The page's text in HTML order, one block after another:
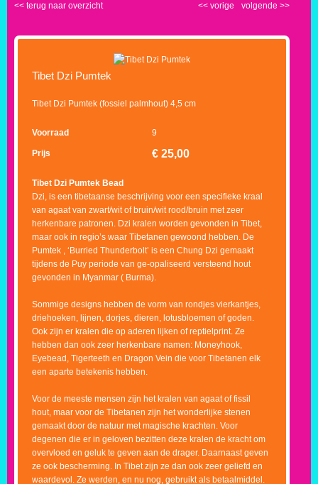
<< terug naar overzicht volgende >>
<< vorige
Tibet Dzi Pumtek
Tibet Dzi Pumtek (fossiel palmhout) 4,5 cm
Voorraad 9
Prijs € 25,00
Tibet Dzi Pumtek Bead
Dzi, is een tibetaanse beschrijving voor een specifieke kraal
van agaat van zwart/wit of bruin/wit rood/bruin met zeer
herkenbare patronen. Dzi kralen worden gevonden in Tibet,
maar ook in regio’s waar Tibetanen gewoond hebben. De
Pumtek , ‘Burried Thunderbolt’ is een Chung Dzi gemaakt
tijdens de Puy periode van ge-opaliseerd versteend hout
gevonden in Myanmar ( Burma).
Sommige designs hebben de vorm van rondjes vierkantjes,
driehoeken, lijnen, dorjes, dieren, lotusbloemen of goden.
Ook zijn er kralen die op aderen lijken of reptielprint. Ze
hebben dan ook zeer herkenbare namen: Moneyhook,
Eyebead, Tigerteeth en Dragon Vein die voor Tibetanen elk
een aparte betekenis hebben.
Voor de meeste mensen zijn het kralen van agaat of fissil
hout, maar voor de Tibetanen zijn het wonderlijke stenen
gemaakt door de natuur met magische krachten. Voor
degenen die er in geloven bezitten deze kralen de kracht om
overvloed en geluk te geven aan de drager. Daarnaast geven
ze ook bescherming. In Tibet zijn ze dan ook zeer geliefd en
waardevol. Ze werden, en nu nog, gebruikt als betaalmiddel.